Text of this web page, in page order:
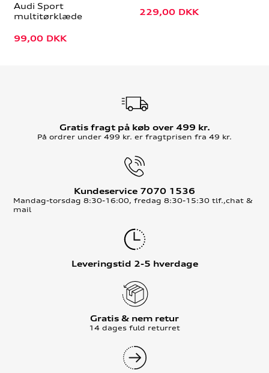
Audi Sport
multitørklæde
99,00 DKK
229,00 DKK
Gratis fragt på køb over 499 kr.
På ordrer under 499 kr. er fragtprisen fra 49 kr.
Kundeservice 7070 1536
Mandag-torsdag 8:30-16:00, fredag 8:30-15:30 tlf.,chat &
mail
Leveringstid 2-5 hverdage
Gratis & nem retur
14 dages fuld returret